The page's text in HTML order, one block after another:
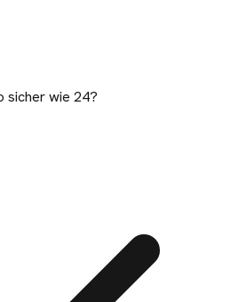
sicher wie 24?